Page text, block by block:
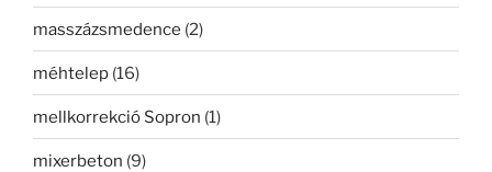
masszázsmedence (2)
méhtelep (16)
mellkorrekció Sopron (1)
mixerbeton (9)